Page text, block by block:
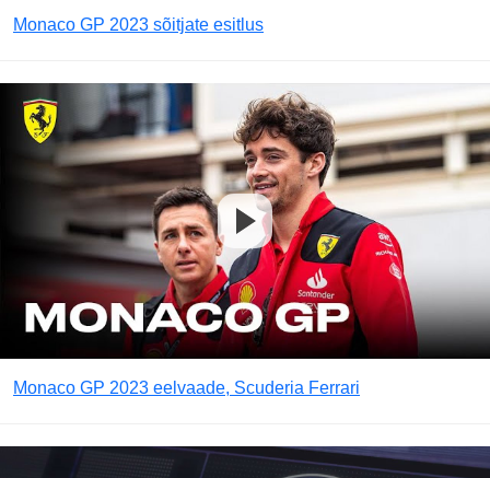
Monaco GP 2023 sõitjate esitlus
Monaco GP 2023 eelvaade, Scuderia Ferrari